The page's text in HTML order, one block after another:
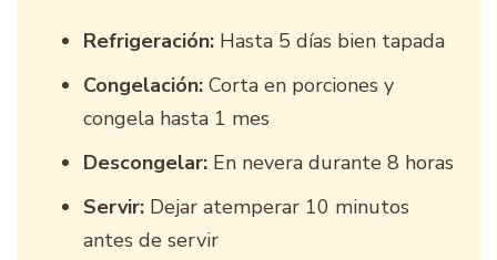
Refrigeración: Hasta 5 días bien tapada
Congelación: Corta en porciones y
congela hasta 1 mes
Descongelar: En nevera durante 8 horas
Servir: Dejar atemperar 10 minutos
antes de servir